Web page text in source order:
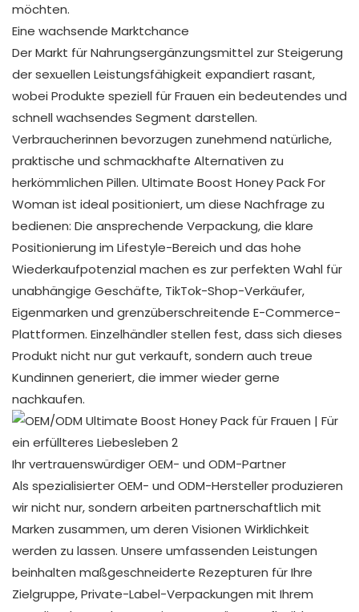
möchten.
Eine wachsende Marktchance
Der Markt für Nahrungsergänzungsmittel zur Steigerung
der sexuellen Leistungsfähigkeit expandiert rasant,
wobei Produkte speziell für Frauen ein bedeutendes und
schnell wachsendes Segment darstellen.
Verbraucherinnen bevorzugen zunehmend natürliche,
praktische und schmackhafte Alternativen zu
herkömmlichen Pillen. Ultimate Boost Honey Pack For
Woman ist ideal positioniert, um diese Nachfrage zu
bedienen: Die ansprechende Verpackung, die klare
Positionierung im Lifestyle-Bereich und das hohe
Wiederkaufpotenzial machen es zur perfekten Wahl für
unabhängige Geschäfte, TikTok-Shop-Verkäufer,
Eigenmarken und grenzüberschreitende E-Commerce-
Plattformen. Einzelhändler stellen fest, dass sich dieses
Produkt nicht nur gut verkauft, sondern auch treue
Kundinnen generiert, die immer wieder gerne
nachkaufen.
Ihr vertrauenswürdiger OEM- und ODM-Partner
Als spezialisierter OEM- und ODM-Hersteller produzieren
wir nicht nur, sondern arbeiten partnerschaftlich mit
Marken zusammen, um deren Visionen Wirklichkeit
werden zu lassen. Unsere umfassenden Leistungen
beinhalten maßgeschneiderte Rezepturen für Ihre
Zielgruppe, Private-Label-Verpackungen mit Ihrem